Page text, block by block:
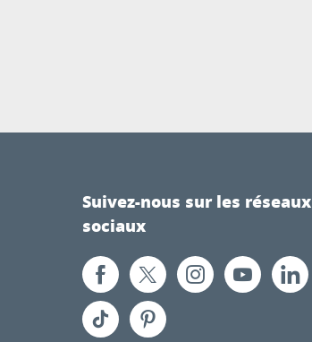
Suivez-nous sur les réseaux
sociaux